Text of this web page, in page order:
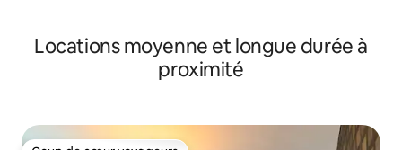
Locations moyenne et longue durée à
proximité